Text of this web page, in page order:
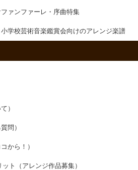
ァンファーレ・序曲特集
学校芸術音楽鑑賞会向けのアレンジ楽譜
）
問）
から！）
ト（アレンジ作品募集）